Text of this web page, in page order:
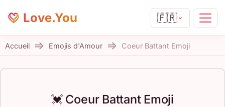
Love.You 🇫🇷
Accueil Emojis d'Amour Coeur Battant Emoji
💓 Coeur Battant Emoji